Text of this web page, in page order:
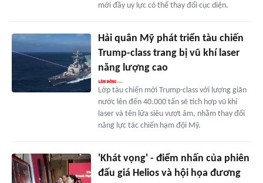
mới đầy uy lực có thể thay đổi cục diện.
Hải quân Mỹ phát triển tàu chiến
Trump-class trang bị vũ khí laser
năng lượng cao
Lớp tàu chiến mới Trump-class với lượng giãn
nước lên đến 40.000 tấn sẽ tích hợp vũ khí
laser và tên lửa siêu vượt âm, nhằm thay đổi
năng lực tác chiến hạm đội Mỹ.
'Khát vọng' - điểm nhấn của phiên
đấu giá Helios và hội họa đương